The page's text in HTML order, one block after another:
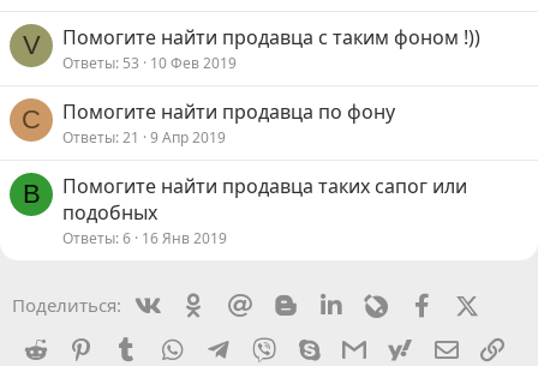
V Помогите найти продавца с таким фоном !))
Ответы 53 10 Фев 2019
C Помогите найти продавца по фону
Ответы 21 9 Апр 2019
B
Помогите найти продавца таких сапог или
подобных
Ответы 6 16 Янв 2019
Поделиться: VkontakteOdnoklassniki
Mail.ru BloggerLinkedinLivejournalFacebook
Reddit
PinterestTumblr WhatsAppTelegram
Viber SkypeGmailyahoomail